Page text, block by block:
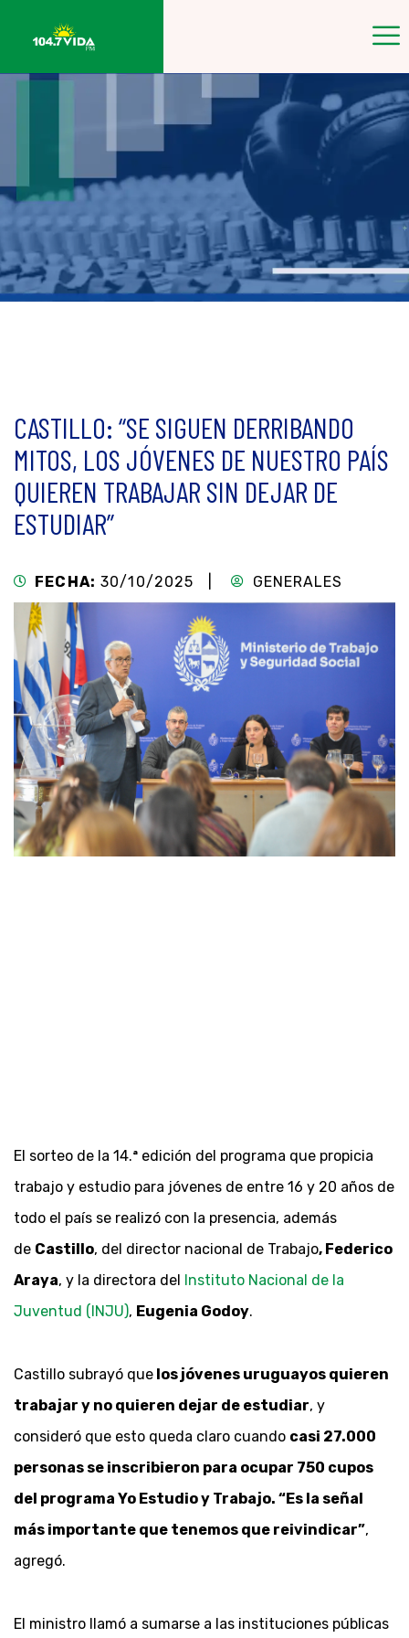
CASTILLO: “SE SIGUEN DERRIBANDO
MITOS, LOS JÓVENES DE NUESTRO PAÍS
QUIEREN TRABAJAR SIN DEJAR DE
ESTUDIAR”
FECHA: 30/10/2025 | GENERALES
El sorteo de la 14.ª edición del programa que propicia
trabajo y estudio para jóvenes de entre 16 y 20 años de
todo el país se realizó con la presencia, además
de Castillo, del director nacional de Trabajo, Federico
Araya, y la directora del
Instituto Nacional de la
Juventud (INJU), Eugenia Godoy.
Castillo subrayó que los jóvenes uruguayos quieren
trabajar y no quieren dejar de estudiar, y
consideró que esto queda claro cuando casi 27.000
personas se inscribieron para ocupar 750 cupos
del programa Yo Estudio y Trabajo. “Es la señal
más importante que tenemos que reivindicar”,
agregó.
El ministro llamó a sumarse a las instituciones públicas